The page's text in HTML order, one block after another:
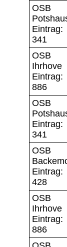
OSB
Eintrag:
341
OSB
Ihrhove
Eintrag:
886
OSB
Eintrag:
341
OSB
Eintrag:
428
OSB
Ihrhove
Eintrag:
886